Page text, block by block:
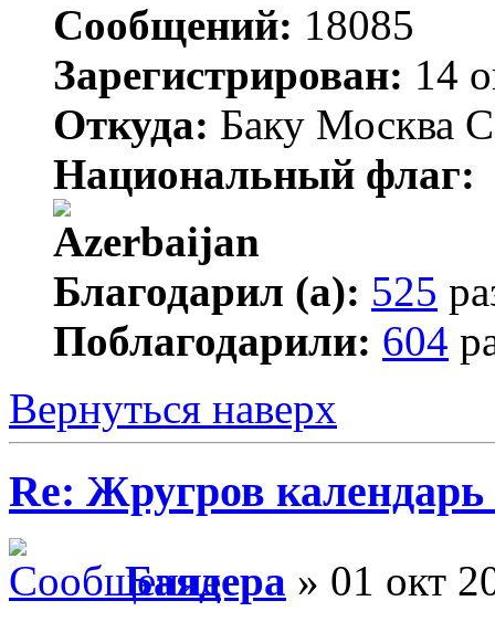
Сообщений: 18085
Зарегистрирован: 14
Откуда: Баку Москва
Национальный флаг:
Благодарил (а): 525
Поблагодарили: 604
Вернуться наверх
Re: Жругров календарь
Баядера » 01 окт